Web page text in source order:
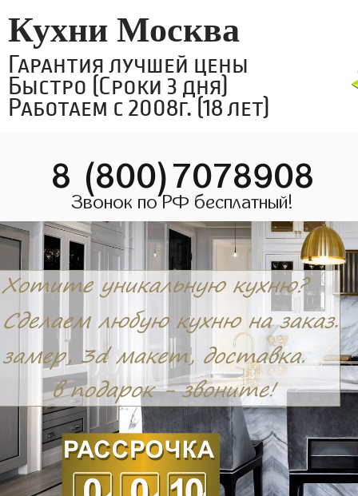
Кухни Москва
Гарантия лучшей цены
Быстро (Сроки 3 дня)
Работаем с 2008г. (18 лет)
8 (800)7078908
Звонок по РФ бесплатный!